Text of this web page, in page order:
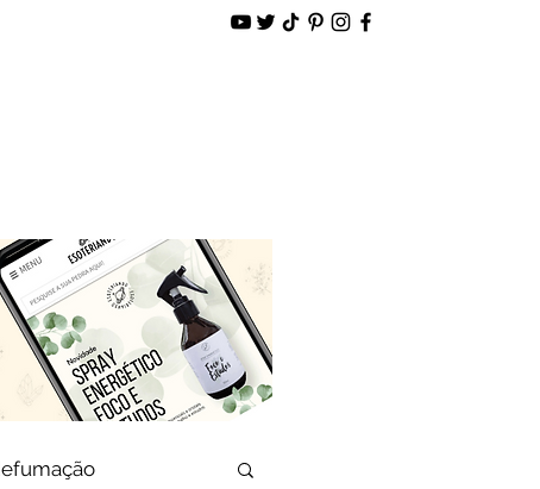
Loja Virtual